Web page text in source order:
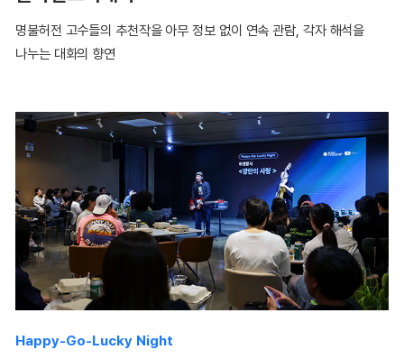
명불허전 고수들의 추천작을 아무 정보 없이 연속 관람, 각자 해석을
나누는 대화의 향연
Happy-Go-Lucky Night